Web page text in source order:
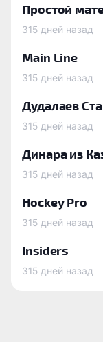
Простой
315 дней назад
Main Line
315 дней назад
Дудалаев
315 дней назад
Динара из
315 дней назад
Hockey Pro
315 дней назад
Insiders
315 дней назад